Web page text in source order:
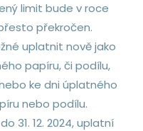
limit bude v roce
překročen.
uplatnit nově jako
papíru, či podílu,
nebo ke dni úplatného
nebo podílu.
31. 12. 2024, uplatní